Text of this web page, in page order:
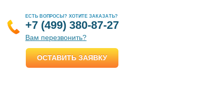
ЕСТЬ ВОПРОСЫ? ХОТИТЕ ЗАКАЗАТЬ?
+7 (499) 380-87-27
Вам перезвонить?
ОСТАВИТЬ ЗАЯВКУ